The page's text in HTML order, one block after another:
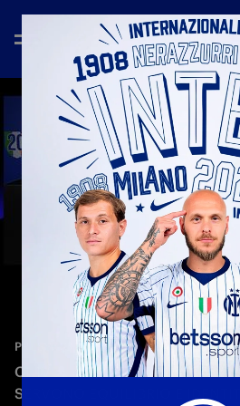
PRESS CONFERENCE—22 nov 2025
CHIVU: «IL DERBY È UNA GARA
SERVONO EQUILIBRIO E